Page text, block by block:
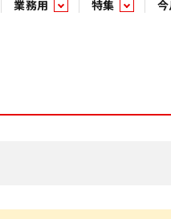
駄菓子 その他菓子
所用品 清掃用品 電気関
業務用 特集
シ商品
日配調理加工品
日配調理加工品